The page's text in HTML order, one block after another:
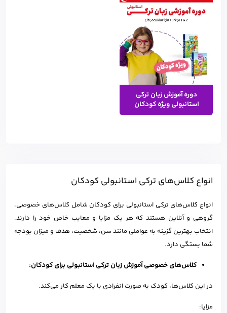
دوره آموزش زبان ترکی
استانبولی ویژه کودکان
انواع کلاس‌های ترکی استانبولی کودکان
انواع کلاس‌های ترکی استانبولی برای کودکان شامل کلاس‌های خصوصی،
گروهی و آنلاین هستند که هر یک مزایا و معایب خاص خود را دارند.
انتخاب بهترین گزینه به عواملی مانند سن، شخصیت، هدف و میزان بودجه
شما بستگی دارد.
کلاس‌های خصوصی آموزش زبان ترکی استانبولی برای کودکان:
در این کلاس‌ها، کودک به صورت انفرادی با یک معلم کار می‌کند.
مزایا: